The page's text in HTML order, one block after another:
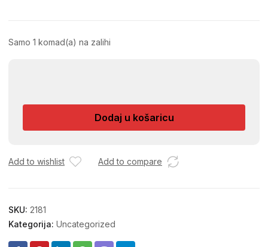
Samo 1 komad(a) na zalihi
STIL
količina
Dodaj u košaricu
Add to wishlist Add to compare
SKU: 2181
Kategorija: Uncategorized